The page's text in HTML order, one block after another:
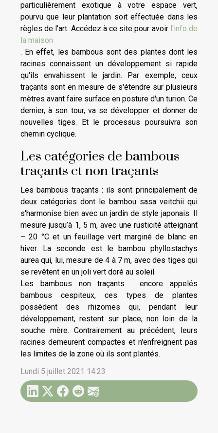
particulièrement exotique à votre espace vert,
pourvu que leur plantation soit effectuée dans les
règles de l'art. Accédez à ce site pour avoir l'info de
la maison
. En effet, les bambous sont des plantes dont les
racines connaissent un développement si rapide
qu'ils envahissent le jardin. Par exemple, ceux
traçants sont en mesure de s'étendre sur plusieurs
mètres avant faire surface en posture d'un turion. Ce
dernier, à son tour, va se développer et donner de
nouvelles tiges. Et le processus poursuivra son
chemin cyclique.
Les catégories de bambous
traçants et non traçants
Les bambous traçants : ils sont principalement de
deux catégories dont le bambou sasa veitchii qui
s'harmonise bien avec un jardin de style japonais. Il
mesure jusqu’à 1, 5 m, avec une rusticité atteignant
– 20 °C et un feuillage vert marginé de blanc en
hiver. La seconde est le bambou phyllostachys
aurea qui, lui, mesure de 4 à 7 m, avec des tiges qui
se revêtent en un joli vert doré au soleil.
Les bambous non traçants : encore appelés
bambous cespiteux, ces types de plantes
possèdent des rhizomes qui, pendant leur
développement, restent sur place, non loin de la
souche mère. Contrairement au précédent, leurs
racines demeurent compactes et n'enfreignent pas
les limites de la zone où ils sont plantés.
Lundi 5 juillet 2021 14:23